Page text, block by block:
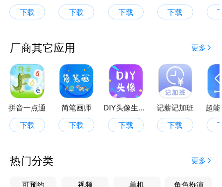
下载 下载 下载 下载
厂商其它应用 更多
拼音一点通
下载
简笔画师
下载
DIY头像生成器
下载
记薪记加班
下载
超
热门分类 更多
可预约 视频 单机 角色扮演